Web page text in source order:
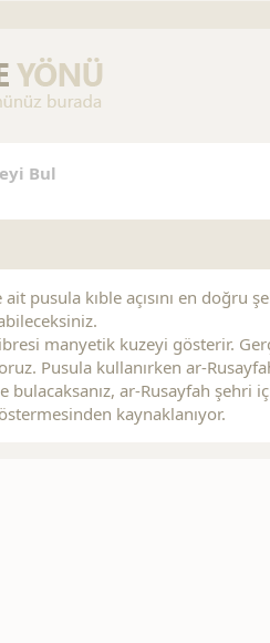
Bul
pusula kıble açısını en doğru
ibresi manyetik kuzeyi gösterir.
Pusula kullanırken ar-
bulacaksanız, ar-Rusayfah şehri
kaynaklanıyor.